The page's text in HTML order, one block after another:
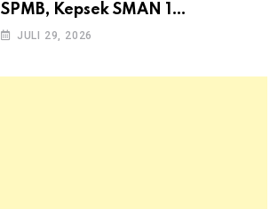
SPMB, Kepsek SMAN 1
Dayeuhkolot Dikeluhkan Orang
JULI 29, 2026